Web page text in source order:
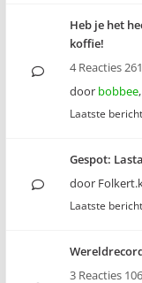
Heb je het
koffie!
4 Reacties
door bobbee,
Laatste
Gespot:
door
Laatste
3 Reacties